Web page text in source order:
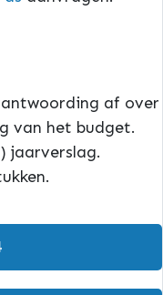
af over
van het budget.
jaarverslag.